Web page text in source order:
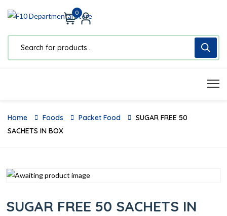
0
Home Foods Packet Food
SUGAR FREE 50
SACHETS IN BOX
SUGAR FREE 50 SACHETS IN